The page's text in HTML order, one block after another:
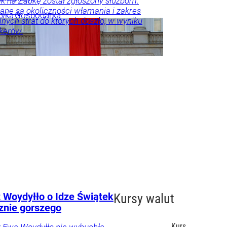
Gospodarka
są okoliczności włamania i zakres
strat do których doszło, w wyniku
o Idze Świątek
gorszego
Kursy walut